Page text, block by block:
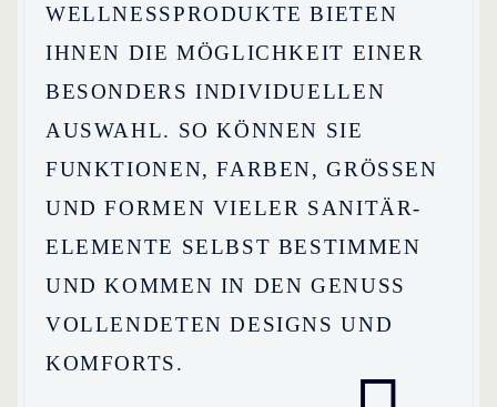
WELLNESS­PRODUKTE BIETEN
IHNEN DIE MÖGLICHKEIT EINER
BESONDERS INDIVIDUELLEN
AUSWAHL. SO KÖNNEN SIE
FUNKTIONEN, FARBEN, GRÖSSEN U
ND FORMEN VIELER SANITÄR­E
LEMENTE SELBST BESTIMMEN U
ND KOMMEN IN DEN GENUSS V
OLLENDETEN DESIGNS UND K
OMFORTS.